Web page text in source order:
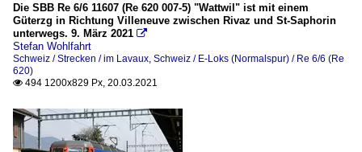
Die SBB Re 6/6 11607 (Re 620 007-5) "Wattwil" ist mit einem
Güterzg in Richtung Villeneuve zwischen Rivaz und St-Saphorin
unterwegs. 9. März 2021 
Stefan Wohlfahrt
Schweiz / Strecken / im Lavaux, Schweiz / E-Loks (Normalspur) / Re 6/6 (Re
620)
 494 1200x829 Px, 20.03.2021